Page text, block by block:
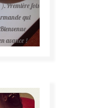
Première fois
qui
avance !